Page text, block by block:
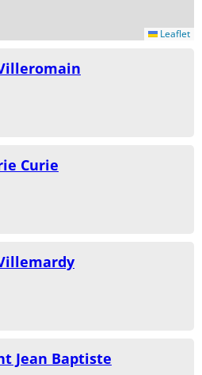
Leaflet
Curie
Jean Baptiste